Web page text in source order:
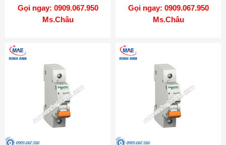
Gọi ngay: 0909.067.950
Ms.Châu
Gọi ngay: 0909.067.950
Ms.Châu